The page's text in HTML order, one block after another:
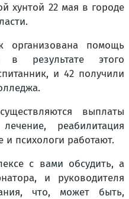
хунтой 22 мая в городе
организована помощь
в результате этого
и 42 получили
выплаты
реабилитация
и психологи работают.
с вами обсудить, а
и руководителя
что, может быть,